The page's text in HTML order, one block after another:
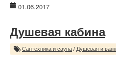
01.06.2017
Душевая кабина
Сантехника и сауна / Душевая и